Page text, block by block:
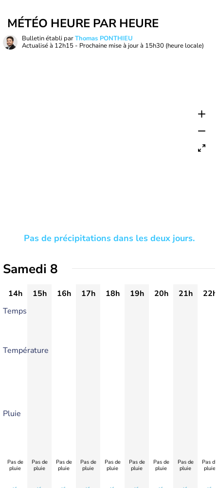
MÉTÉO HEURE PAR HEURE
Bulletin établi parThomas PONTHIEU
Actualisé à 12h15 - Prochaine mise à jour à 15h30 (heure locale)
Pas de précipitations dans les deux jours.
Samedi 8
14h 15h 16h 17h 18h 19h 20h 21h
22h
Temps
Température
Pluie
Pas de
pluie
Pas de
pluie
Pas de
pluie
Pas de
pluie
Pas de
pluie
Pas de
pluie
Pas de
pluie
Pas de
pluie
Pas de
pluie